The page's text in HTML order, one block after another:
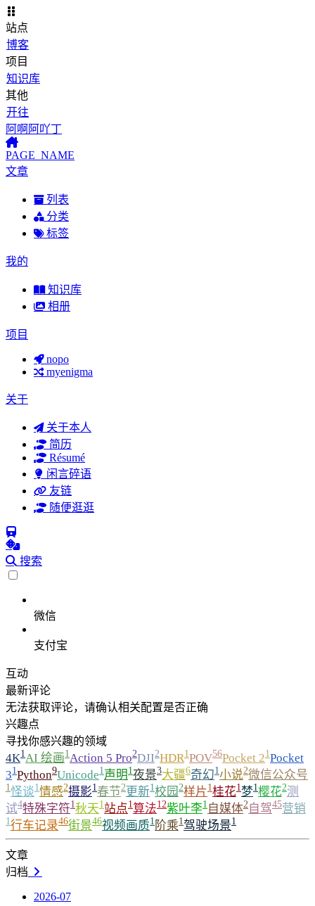
站点
博客
项目
知识库
其他
开往
阿啊阿吖丁
PAGE_NAME
文章
列表
分类
标签
我的
知识库
相册
项目
nopo
myenigma
关于
关于本人
简历
Résumé
闲言碎语
友链
随便逛逛
搜索
微信
支付宝
互动
最新评论
无法获取评论，请确认相关配置是否正确
兴趣点
寻找你感兴趣的领域
4K1AI 绘画1Action 5 Pro2DJI2HDR1POV56Pocket 21Pocket
31Python9Unicode1声明 1夜景3大疆6奇幻1小说2微信公众号
1怪谈1情感2摄影1春节2更新1校园 2样片1桂花1梦1樱花2测
试4特殊字符1秋天1站点1算法12紫叶李1 自媒体2自驾45营销
1行车记录46街景46视频画质1 阶乘1驾驶场景1
文章
归档
2026-07